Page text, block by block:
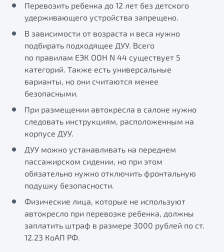
Перевозить ребенка до 12 лет без детского
удерживающего устройства запрещено.
В зависимости от возраста и веса нужно
подбирать подходящее ДУУ. Всего
по правилам ЕЭК ООН N 44 существует 5
категорий. Также есть универсальные
варианты, но они считаются менее
безопасными.
При размещении автокресла в салоне нужно
следовать инструкциям, расположенным на
корпусе ДУУ.
ДУУ можно устанавливать на переднем
пассажирском сидении, но при этом
обязательно нужно отключить фронтальную
подушку безопасности.
Физические лица, которые не используют
автокресло при перевозке ребенка, должны
заплатить штраф в размере 3000 рублей по ст.
12.23 КоАП РФ.